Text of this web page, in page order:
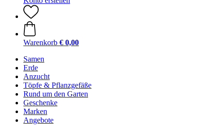
Warenkorb € 0,00
Samen
Erde
Anzucht
Töpfe & Pflanzgefäße
Rund um den Garten
Geschenke
Marken
Angebote